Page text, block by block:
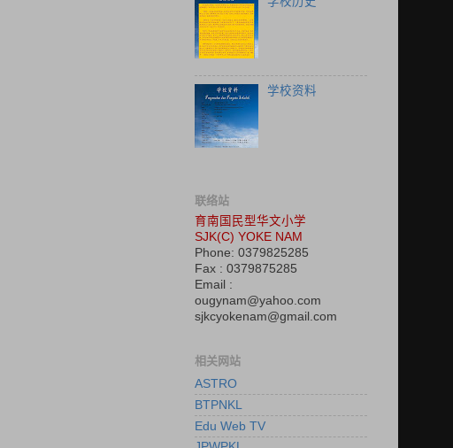
学校资料
联络站
育南国民型华文小学
SJK(C) YOKE NAM
Phone: 0379825285
Fax : 0379875285
Email :
ougynam@yahoo.com
sjkcyokenam@gmail.com
相关网站
ASTRO
BTPNKL
Edu Web TV